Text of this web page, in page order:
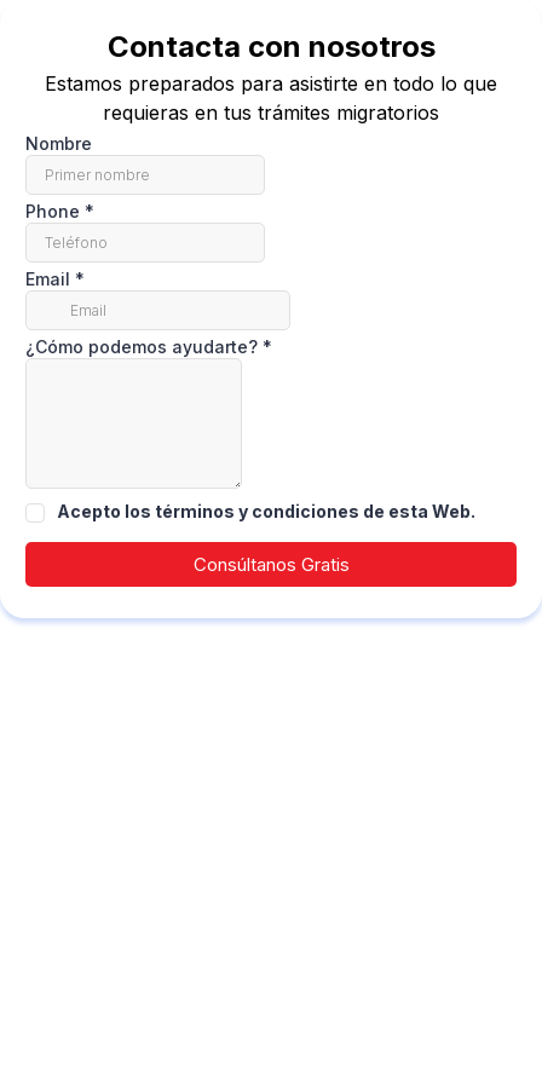
Contacta con nosotros
Estamos preparados para asistirte en todo lo que
requieras en tus trámites migratorios
Nombre
Phone *
Email *
¿Cómo podemos ayudarte? *
Acepto los términos y condiciones de esta Web.
Consúltanos Gratis